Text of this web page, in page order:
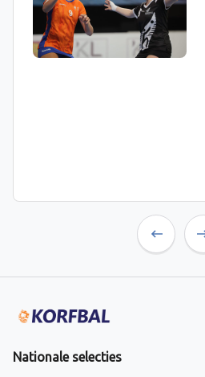
Nationale selecties